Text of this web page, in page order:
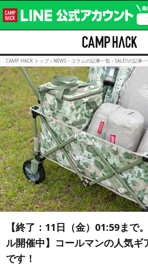
CAMP HACK トップ › NEWS・コラムの記事一覧 › SALE!!の記事
【終了：11日（金）01:59まで
ル開催中】コールマンの人気ギ
です！